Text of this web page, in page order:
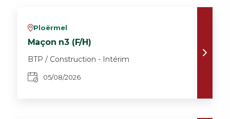
vPloërmel
Maçon n3 (F/H)
BTP / Construction - Intérim
05/08/2026